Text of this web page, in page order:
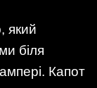
який
біля
Капот